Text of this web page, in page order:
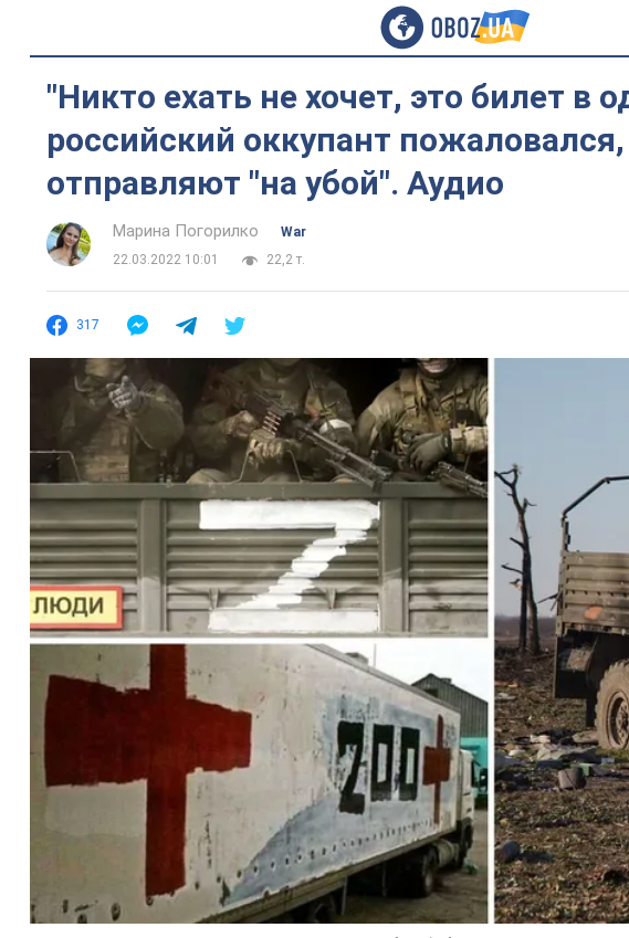
"Никто ехать не хочет, это билет в
российский оккупант пожаловался,
отправляют "на убой". Аудио
Марина Погорилко
War
22.03.2022 10:01
22,2 т.
317